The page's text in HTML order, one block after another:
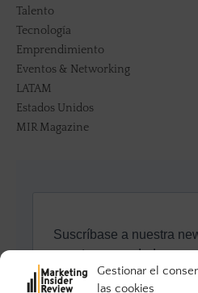
Gestionar el
las cookies
Talento
Tecnología
Emprendimiento
Eventos & Networking
LATAM
Estados Unidos
MIR Magazine